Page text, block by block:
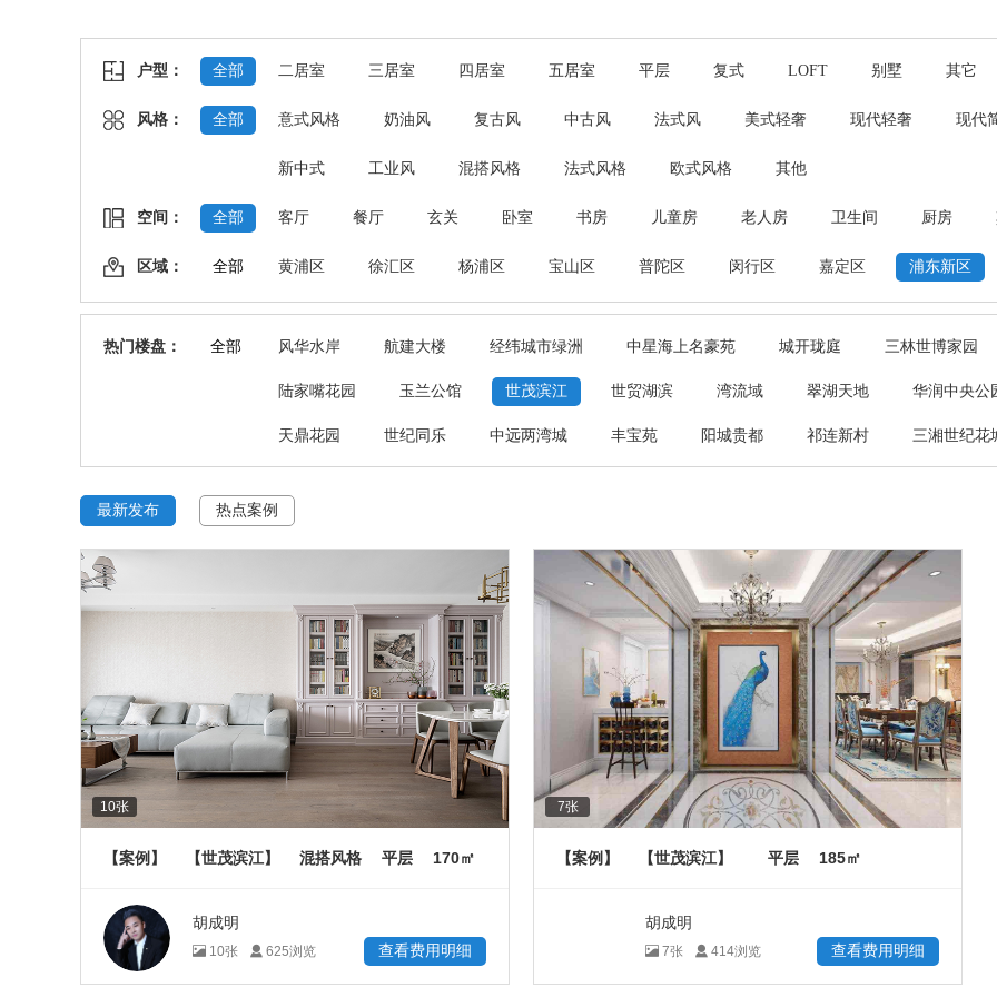
户型： 全部 二居室 三居室 四居室 五居室 平层 复式 LOFT 别墅 其它
风格： 全部 意式风格 奶油风 复古风 中古风 法式风 美式轻奢 现代轻奢 现代
新中式 工业风 混搭风格 法式风格 欧式风格 其他
空间： 全部 客厅 餐厅 玄关 卧室 书房 儿童房 老人房 卫生间 厨房
区域： 全部 黄浦区 徐汇区 杨浦区 宝山区 普陀区 闵行区 嘉定区 浦东新区
热门楼盘： 全部 风华水岸 航建大楼 经纬城市绿洲 中星海上名豪苑 城开珑庭 三林世博家园
陆家嘴花园 玉兰公馆 世茂滨江 世贸湖滨 湾流域 翠湖天地 华润中央公
天鼎花园 世纪同乐 中远两湾城 丰宝苑 阳城贵都 祁连新村 三湘世纪花
最新发布 热点案例
10张
【案例】 【世茂滨江】 混搭风格 平层 170㎡
胡成明
10张 625浏览 查看费用明细
7张
【案例】 【世茂滨江】 平层 185㎡
胡成明
7张 414浏览 查看费用明细